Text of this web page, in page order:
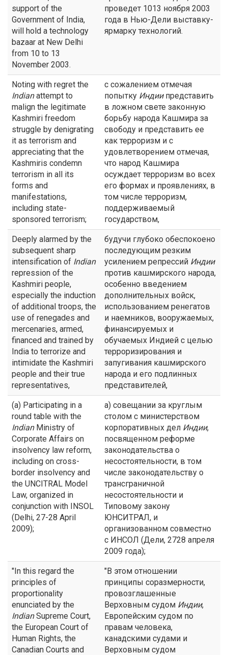
support of the
Government of India,
will hold a technology
bazaar at New Delhi
from 10 to 13
November 2003.
проведет 1013 ноября 2003
года в Нью-Дели выставку-
ярмарку технологий.
Noting with regret the
Indianattempt to
malign the legitimate
Kashmiri freedom
struggle by denigrating
it as terrorism and
appreciating that the
Kashmiris condemn
terrorism in all its
forms and
manifestations,
including state-
sponsored terrorism;
с сожалением отмечая
попытку Индиипредставить
в ложном свете законную
борьбу народа Кашмира за
свободу и представить ее
как терроризм и с
удовлетворением отмечая,
что народ Кашмира
осуждает терроризм во всех
его формах и проявлениях, в
том числе терроризм,
поддерживаемый
государством,
Deeply alarmed by the
subsequent sharp
intensification of Indian
repression of the
Kashmiri people,
especially the induction
of additional troops, the
use of renegades and
mercenaries, armed,
financed and trained by
India to terrorize and
intimidate the Kashmiri
people and their true
representatives,
будучи глубоко обеспокоено
последующим резким
усилением репрессий Индии
против кашмирского народа,
особенно введением
дополнительных войск,
использованием ренегатов
и наемников, вооружаемых,
финансируемых и
обучаемых Индией с целью
терроризирования и
запугивания кашмирского
народа и его подлинных
представителей,
(a) Participating in a
round table with the
IndianMinistry of
Corporate Affairs on
insolvency law reform,
including on cross-
border insolvency and
the UNCITRAL Model
Law, organized in
conjunction with INSOL
(Delhi, 27-28 April
2009);
а) совещании за круглым
столом с министерством
корпоративных дел Индии,
посвященном реформе
законодательства о
несостоятельности, в том
числе законодательству о
трансграничной
несостоятельности и
Типовому закону
ЮНСИТРАЛ, и
организованном совместно
с ИНСОЛ (Дели, 2728 апреля
2009 года);
"In this regard the
principles of
proportionality
enunciated by the
IndianSupreme Court,
the European Court of
Human Rights, the
Canadian Courts and
"В этом отношении
принципы соразмерности,
провозглашенные
Верховным судом Индии,
Европейским судом по
правам человека,
канадскими судами и
Верховным судом